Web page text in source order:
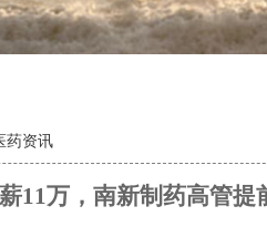
药资讯
11万，南新制药高管提